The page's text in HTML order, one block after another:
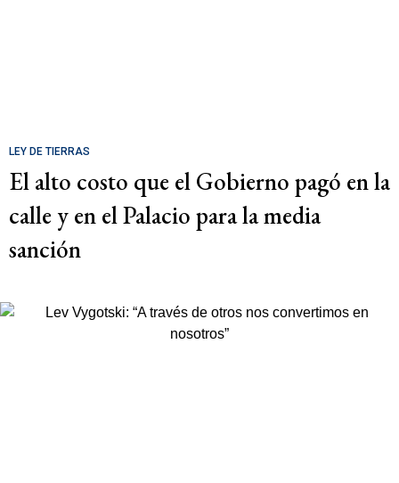
LEY DE TIERRAS
El alto costo que el Gobierno pagó en la
calle y en el Palacio para la media
sanción